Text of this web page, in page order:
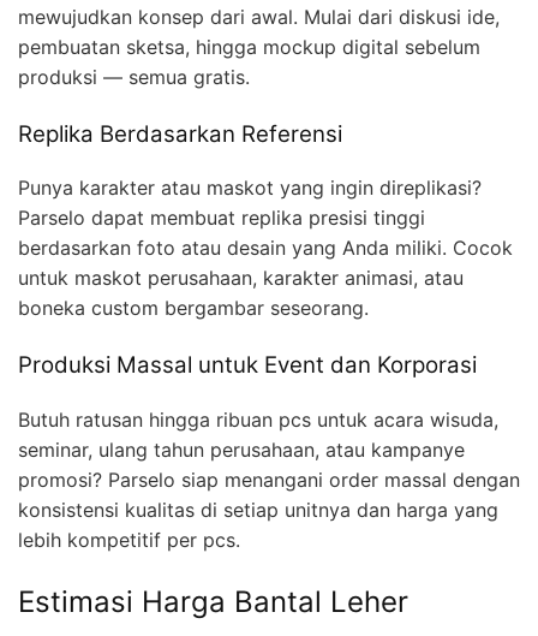
mewujudkan konsep dari awal. Mulai dari diskusi ide,
pembuatan sketsa, hingga mockup digital sebelum
produksi — semua gratis.
Replika Berdasarkan Referensi
Punya karakter atau maskot yang ingin direplikasi?
Parselo dapat membuat replika presisi tinggi
berdasarkan foto atau desain yang Anda miliki. Cocok
untuk maskot perusahaan, karakter animasi, atau
boneka custom bergambar seseorang.
Produksi Massal untuk Event dan Korporasi
Butuh ratusan hingga ribuan pcs untuk acara wisuda,
seminar, ulang tahun perusahaan, atau kampanye
promosi? Parselo siap menangani order massal dengan
konsistensi kualitas di setiap unitnya dan harga yang
lebih kompetitif per pcs.
Estimasi Harga Bantal Leher